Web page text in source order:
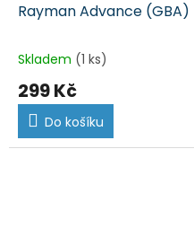
Rayman Advance (GBA)
Skladem (1 ks)
299 Kč
Do košíku